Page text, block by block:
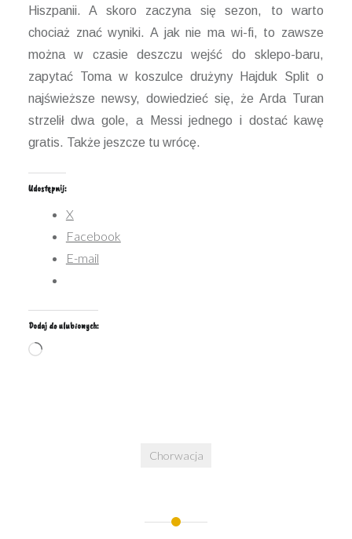
Hiszpanii. A skoro zaczyna się sezon, to warto
chociaż znać wyniki. A jak nie ma wi-fi, to zawsze
można w czasie deszczu wejść do sklepo-baru,
zapytać Toma w koszulce drużyny Hajduk Split o
najświeższe newsy, dowiedzieć się, że Arda Turan
strzelił dwa gole, a Messi jednego i dostać kawę
gratis. Także jeszcze tu wrócę.
Udostępnij:
X
Facebook
E-mail
Dodaj do ulubionych:
Wczytywanie…
Chorwacja